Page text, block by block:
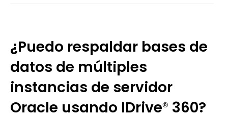
¿Puedo respaldar bases de
datos de múltiples
instancias de servidor
Oracle usando IDrive® 360?